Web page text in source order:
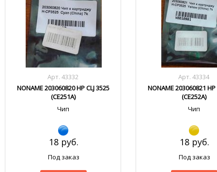
Арт. 43332
NONAME 203060820 HP CLJ 3525
(CE251A)
Чип
18 руб.
Под заказ
Арт. 43334
NONAME 203060821 HP
(CE252A)
Чип
18 руб.
Под заказ